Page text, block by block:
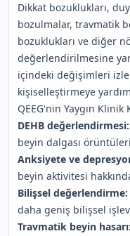
Dikkat bozuklukları,
bozulmalar, travmatik
bozuklukları ve diğer
değerlendirilmesine
içindeki değişimleri
kişiselleştirmeye
QEEG'nin Yaygın Klinik
DEHB değerlendirmesi:
beyin dalgası
Anksiyete ve
beyin aktivitesi
Bilişsel değerlendirme:
daha geniş bilişsel
Travmatik beyin hasarı: